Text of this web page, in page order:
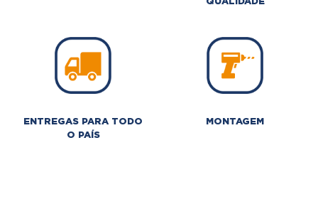
QUALIDADE
ENTREGAS PARA TODO
O PAÍS
MONTAGEM